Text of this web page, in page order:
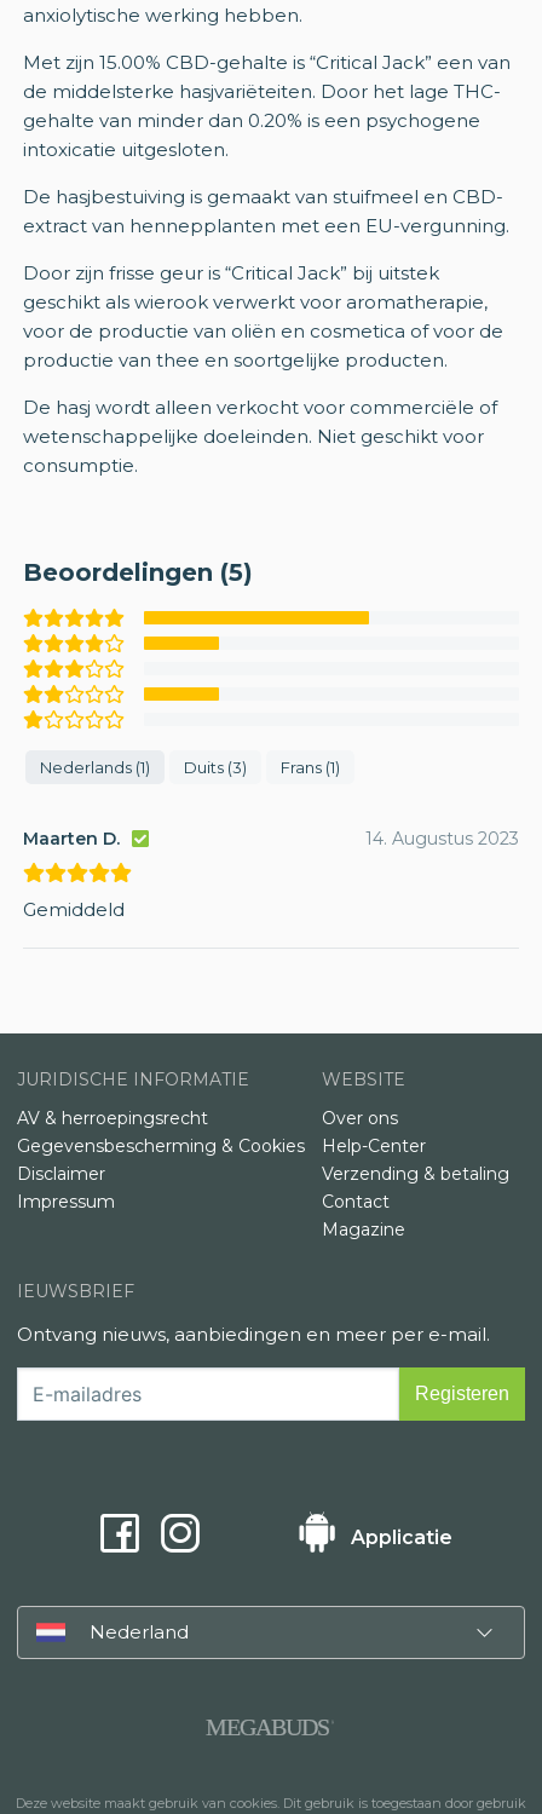
anxiolytische werking hebben.
Met zijn 15.00% CBD-gehalte is “Critical Jack” een van
de middelsterke hasjvariëteiten. Door het lage THC-
gehalte van minder dan 0.20% is een psychogene
intoxicatie uitgesloten.
De hasjbestuiving is gemaakt van stuifmeel en CBD-
extract van hennepplanten met een EU-vergunning.
Door zijn frisse geur is “Critical Jack” bij uitstek
geschikt als wierook verwerkt voor aromatherapie,
voor de productie van oliën en cosmetica of voor de
productie van thee en soortgelijke producten.
De hasj wordt alleen verkocht voor commerciële of
wetenschappelijke doeleinden. Niet geschikt voor
consumptie.
Beoordelingen (5)
Nederlands (1) Duits (3) Frans (1)
Maarten D. 14. Augustus 2023
Gemiddeld
JURIDISCHE INFORMATIE
AV & herroepingsrecht
Gegevensbescherming & Cookies
Disclaimer
Impressum
WEBSITE
Over ons
Help-Center
Verzending & betaling
Contact
Magazine
IEUWSBRIEF
Ontvang nieuws, aanbiedingen en meer per e-mail.
Applicatie
Nederland
MEGABUDS ®
Deze website maakt gebruik van cookies. Dit gebruik is toegestaan door gebruik